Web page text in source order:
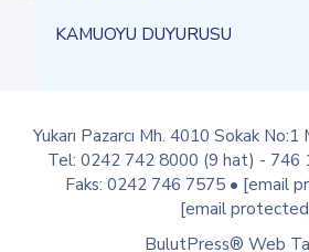
KAMUOYU DUYURUSU
Yukarı Pazarcı Mh. 4010 Sokak
Tel: 0242 742 8000 (9 hat) - 746
Faks: 0242 746 7575 • [email
[email
BulutPress® Web